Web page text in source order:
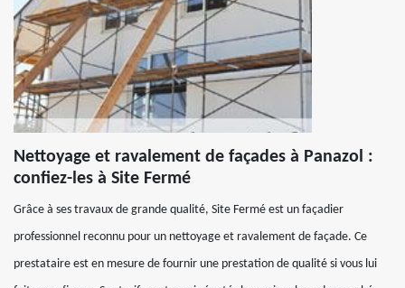
Nettoyage et ravalement de façades à Panazol :
confiez-les à Site Fermé
Grâce à ses travaux de grande qualité, Site Fermé est un façadier
professionnel reconnu pour un nettoyage et ravalement de façade. Ce
prestataire est en mesure de fournir une prestation de qualité si vous lui